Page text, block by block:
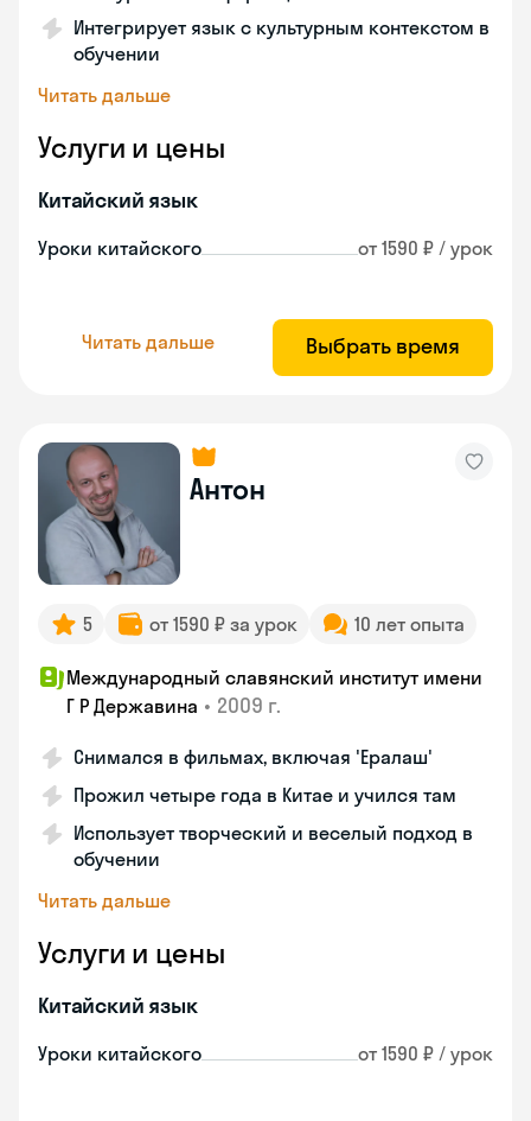
Интегрирует язык с культурным контекстом в
обучении
Читать дальше
Услуги и цены
Китайский язык
Уроки китайского от 1590 ₽ / урок
Читать дальше Выбрать время
Антон
5 от 1590 ₽ за урок 10 лет опыта
Международный славянский институт имени
Г Р Державина • 2009 г.
Снимался в фильмах, включая 'Ералаш'
Прожил четыре года в Китае и учился там
Использует творческий и веселый подход в
обучении
Читать дальше
Услуги и цены
Китайский язык
Уроки китайского от 1590 ₽ / урок